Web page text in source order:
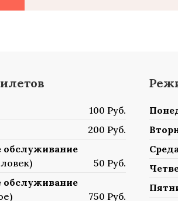
100 Руб.
200 Руб.
обслуживание
50 Руб.
обслуживание
750 Руб.
Среда